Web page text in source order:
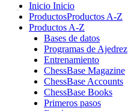
Inicio Inicio
ProductosProductos A-Z
Productos A-Z
Bases de datos
Programas de Ajedrez
Entrenamiento
ChessBase Magazine
ChessBase Accounts
ChessBase Books
Primeros pasos
Bio